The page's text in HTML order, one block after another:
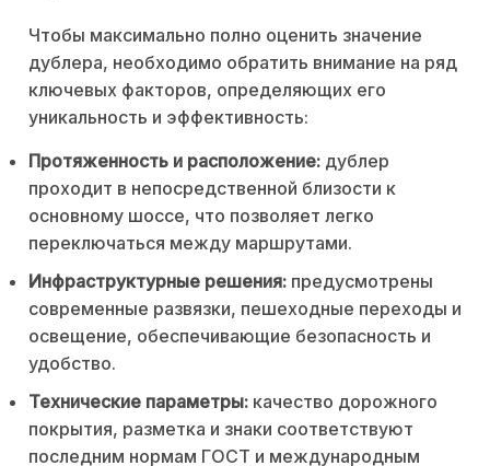
Чтобы максимально полно оценить значение
дублера, необходимо обратить внимание на ряд
ключевых факторов, определяющих его
уникальность и эффективность:
Протяженность и расположение: дублер
проходит в непосредственной близости к
основному шоссе, что позволяет легко
переключаться между маршрутами.
Инфраструктурные решения: предусмотрены
современные развязки, пешеходные переходы и
освещение, обеспечивающие безопасность и
удобство.
Технические параметры: качество дорожного
покрытия, разметка и знаки соответствуют
последним нормам ГОСТ и международным